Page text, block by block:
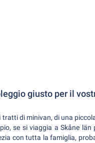
giusto per il
di minivan, di una
se si viaggia a Skåne
con tutta la famiglia,